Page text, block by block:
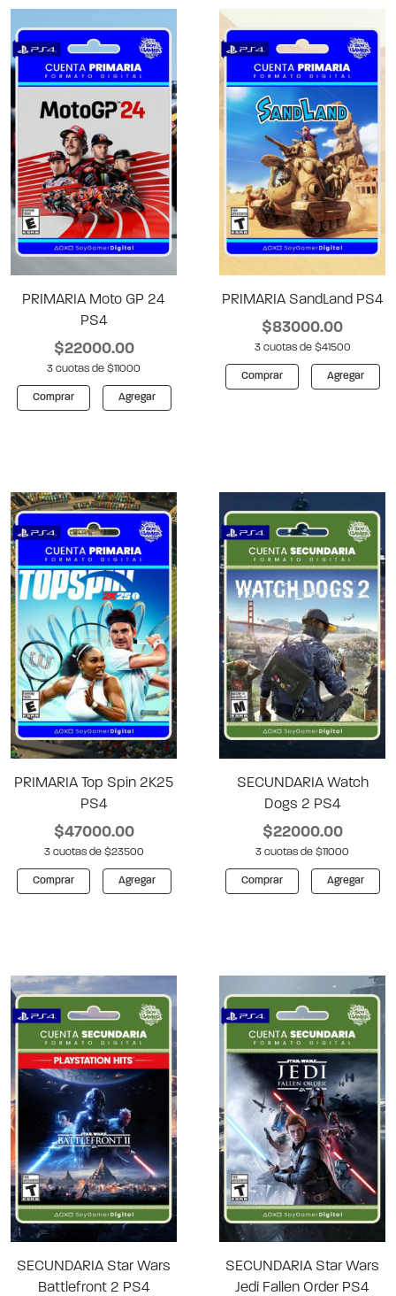
PRIMARIA Moto GP 24
PS4
$22000.00
3 cuotas de $11000
Comprar Agregar
PRIMARIA SandLand PS4
$83000.00
3 cuotas de $41500
Comprar Agregar
PRIMARIA Top Spin 2K25
PS4
$47000.00
3 cuotas de $23500
Comprar Agregar
SECUNDARIA Watch
Dogs 2 PS4
$22000.00
3 cuotas de $11000
Comprar Agregar
SECUNDARIA Star Wars
Battlefront 2 PS4
SECUNDARIA Star Wars
Jedi Fallen Order PS4